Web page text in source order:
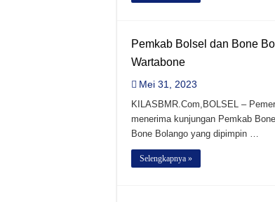
Pemkab Bolsel dan Bone
Wartabone
Mei 31, 2023
KILASBMR.Com,BOLSEL –
menerima kunjungan Pemkab
Bone Bolango yang dipimpin …
Selengkapnya »